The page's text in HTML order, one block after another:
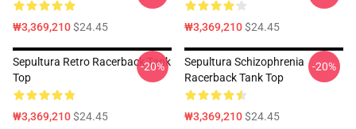
₩3,369,210$24.45 ₩3,369,210$24.45
Sepultura Retro Racerback Tank
Top
₩3,369,210$24.45
-20%
Sepultura Schizophrenia
Racerback Tank Top
₩3,369,210$24.45
-20%